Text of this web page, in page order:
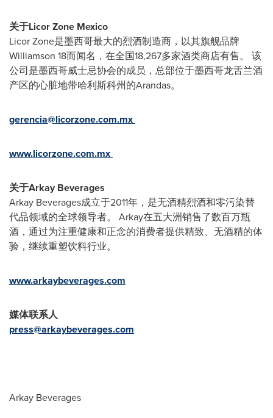
关于Licor Zone Mexico
Licor Zone是墨西哥最大的烈酒制造商，以其旗舰品牌
Williamson 18而闻名，在全国18,267多家酒类商店有售。 该
公司是墨西哥威士忌协会的成员，总部位于墨西哥龙舌兰酒
产区的心脏地带哈利斯科州的Arandas。
gerencia@licorzone.com.mx
www.licorzone.com.mx
关于Arkay Beverages
Arkay Beverages成立于2011年，是无酒精烈酒和零污染替
代品领域的全球领导者。 Arkay在五大洲销售了数百万瓶
酒，通过为注重健康和正念的消费者提供精致、无酒精的体
验，继续重塑饮料行业。
www.arkaybeverages.com
媒体联系人
press@arkaybeverages.com
Arkay Beverages